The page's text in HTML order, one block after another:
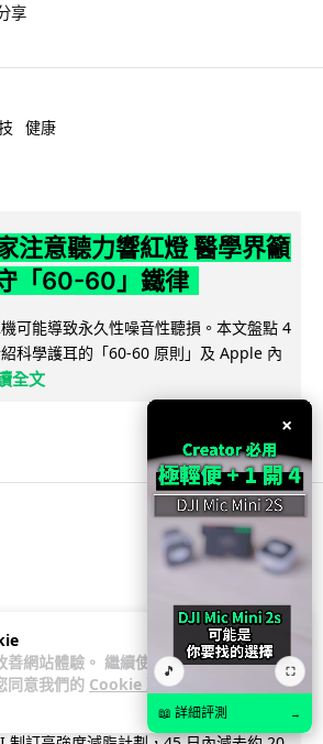
網站體驗。 繼續使用
同意我們的 Cookie 政
享
健康
注意聽力響紅燈 醫學界籲
「60-60」鐵律
可能導致永久性噪音性聽損。本文盤點 4
科學護耳的「60-60 原則」及 Apple 內
全文
合高強度操練 成都男
斤後多器官衰竭
×
🎵 ⛶
📖 詳細評測 →